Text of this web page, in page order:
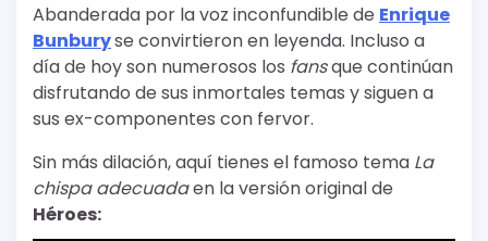
Abanderada por la voz inconfundible de Enrique
Bunburyse convirtieron en leyenda. Incluso a
día de hoy son numerosos los fansque continúan
disfrutando de sus inmortales temas y siguen a
sus ex-componentes con fervor.
Sin más dilación, aquí tienes el famoso tema La
chispa adecuadaen la versión original de
Héroes: